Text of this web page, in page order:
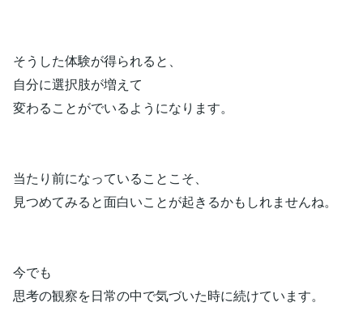
そうした体験が得られると、
自分に選択肢が増えて
変わることがでいるようになります。
当たり前になっていることこそ、
見つめてみると面白いことが起きるかもしれませんね。
今でも
思考の観察を日常の中で気づいた時に続けています。